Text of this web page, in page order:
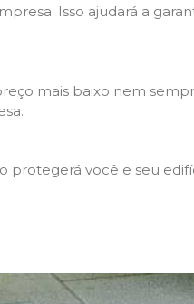
Isso ajudará a
mais baixo nem
protegerá você e seu